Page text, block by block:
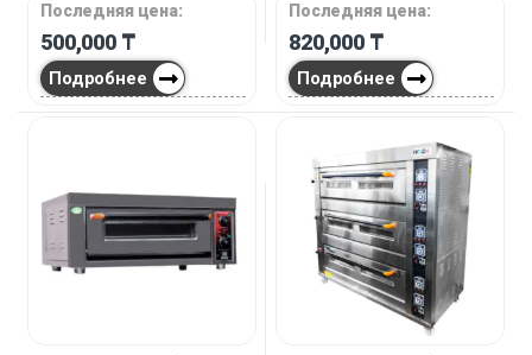
Последняя цена:
500,000 ₸
Подробнее
Последняя цена:
820,000 ₸
Подробнее